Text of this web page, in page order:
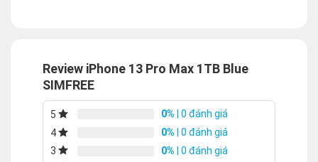
Review iPhone 13 Pro Max 1TB Blue
SIMFREE
5 0% | 0 đánh giá
4
0% | 0 đánh giá
3
0% | 0 đánh giá